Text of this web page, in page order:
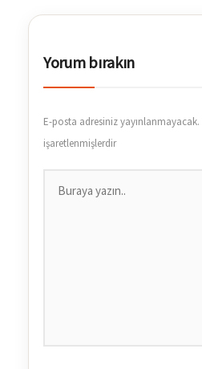
Yorum bırakın
E-posta adresiniz yayınlanmayacak.
işaretlenmişlerdir